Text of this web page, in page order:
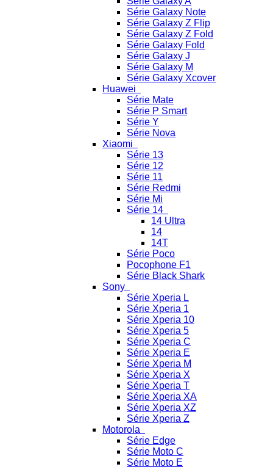
Série Galaxy Note
Série Galaxy Z Flip
Série Galaxy Z Fold
Série Galaxy Fold
Série Galaxy J
Série Galaxy M
Série Galaxy Xcover
Huawei
Série Mate
Série P Smart
Série Y
Série Nova
Xiaomi
Série 13
Série 12
Série 11
Série Redmi
Série Mi
Série 14
14 Ultra
14
14T
Série Poco
Pocophone F1
Série Black Shark
Sony
Série Xperia L
Série Xperia 1
Série Xperia 10
Série Xperia 5
Série Xperia C
Série Xperia E
Série Xperia M
Série Xperia X
Série Xperia T
Série Xperia XA
Série Xperia XZ
Série Xperia Z
Motorola
Série Edge
Série Moto C
Série Moto E